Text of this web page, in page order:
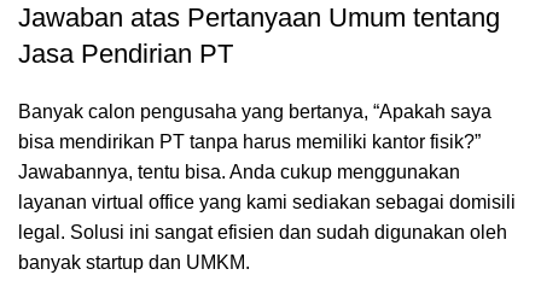
Jawaban atas Pertanyaan Umum tentang
Jasa Pendirian PT
Banyak calon pengusaha yang bertanya, “Apakah saya
bisa mendirikan PT tanpa harus memiliki kantor fisik?”
Jawabannya, tentu bisa. Anda cukup menggunakan
layanan virtual office yang kami sediakan sebagai domisili
legal. Solusi ini sangat efisien dan sudah digunakan oleh
banyak startup dan UMKM.